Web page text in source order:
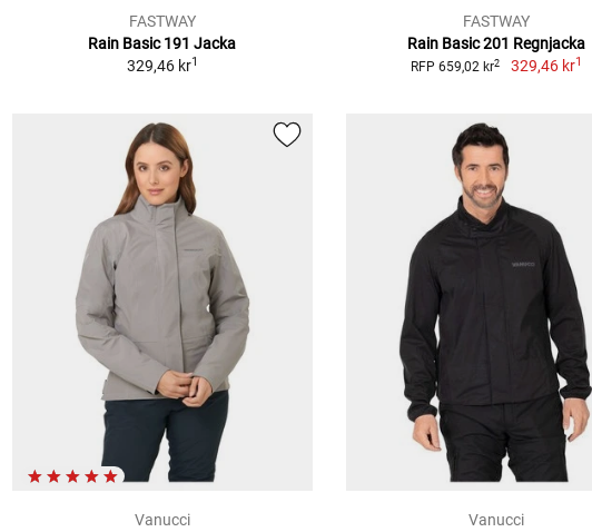
FASTWAY
Rain Basic 191 Jacka
329,46 kr1
FASTWAY
Rain Basic 201 Regnjacka
RFP 659,02 kr2 329,46 kr1
Vanucci
Vanucci